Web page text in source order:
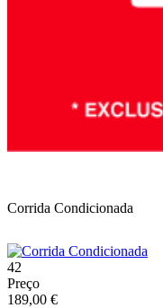
Corrida Condicionada
42
Preço
189,00 €